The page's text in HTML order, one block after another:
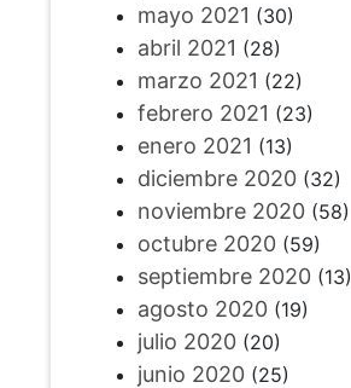
mayo 2021 (30)
abril 2021 (28)
marzo 2021 (22)
febrero 2021 (23)
enero 2021 (13)
diciembre 2020(32)
noviembre 2020(58)
octubre 2020(59)
septiembre 2020(13)
agosto 2020(19)
julio 2020(20)
junio 2020(25)